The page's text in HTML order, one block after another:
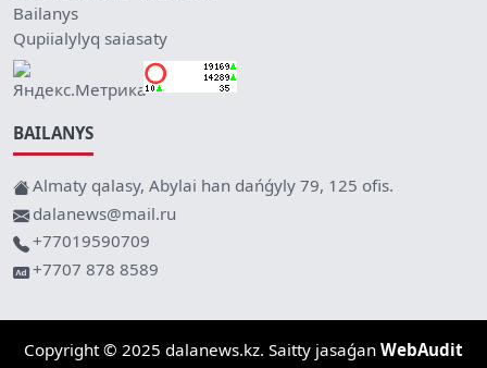
Bailanys
Qupiialylyq saiasaty
BAILANYS
Almaty qalasy, Abylai han dańǵyly 79, 125 ofis.
dalanews@mail.ru
+77019590709
+7707 878 8589
Copyright © 2025 dalanews.kz. Saitty jasaǵan WebAudit